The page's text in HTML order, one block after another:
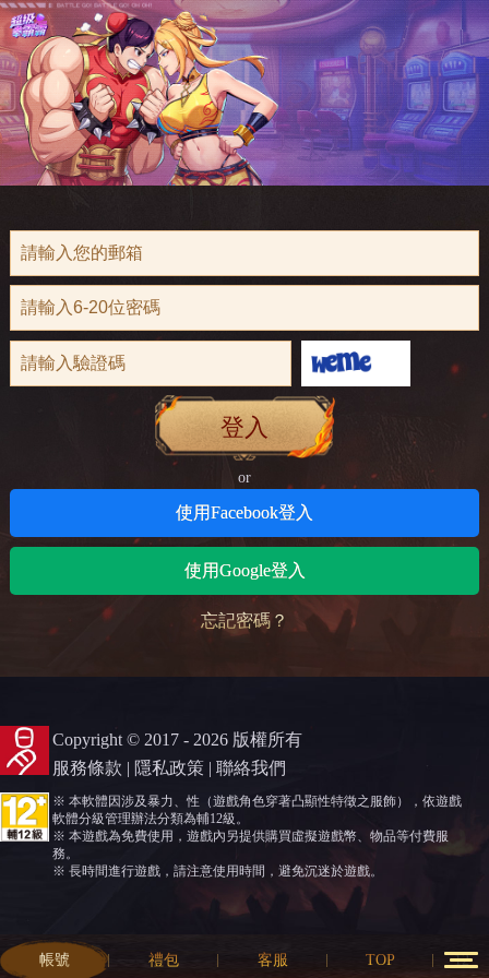
登入
or
使用Facebook登入
使用Google登入
忘記密碼？
Copyright © 2017 - 2026 版權所有
服務條款 | 隱私政策 | 聯絡我們
※ 本軟體因涉及暴力、性（遊戲角色穿著凸顯性特徵之服飾），依遊戲
軟體分級管理辦法分類為輔12級。
※ 本遊戲為免費使用，遊戲內另提供購買虛擬遊戲幣、物品等付費服
務。
※ 長時間進行遊戲，請注意使用時間，避免沉迷於遊戲。
帳號 禮包 客服 TOP 12